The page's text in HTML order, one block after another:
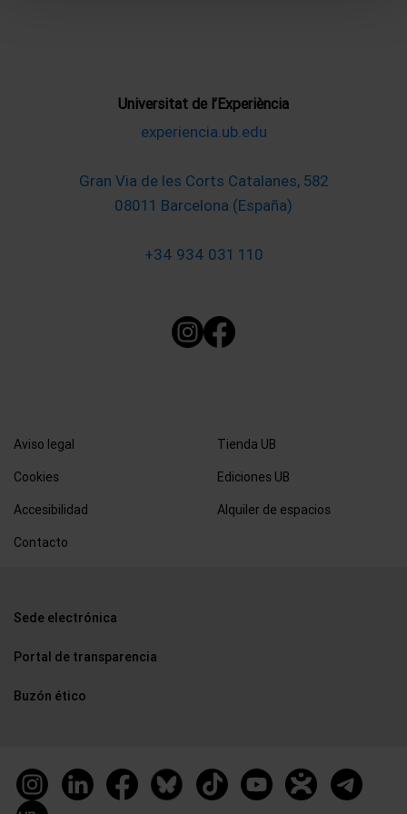
Universitat de l’Experiència
experiencia.ub.edu
Gran Via de les Corts Catalanes, 582
08011 Barcelona (España)
+34 934 031 110
Aviso legal
Cookies
Accesibilidad
Contacto
Tienda UB
Ediciones UB
Alquiler de espacios
Sede electrónica
Portal de transparencia
Buzón ético